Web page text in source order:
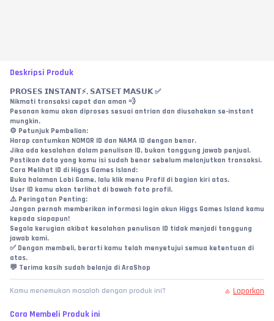
Deskripsi Produk
𝗣𝗥𝗢𝗦𝗘𝗦 𝗜𝗡𝗦𝗧𝗔𝗡𝗧⚡, 𝗦𝗔𝗧𝗦𝗘𝗧 𝗠𝗔𝗦𝗨𝗞 ✅
Nikmati transaksi cepat dan aman 💨
Pesanan kamu akan diproses sesuai antrian dan diusahakan se-instant
mungkin.
⚙️ Petunjuk Pembelian:
Harap cantumkan NOMOR ID dan NAMA ID dengan benar.
Jika ada kesalahan dalam penulisan ID, bukan tanggung jawab penjual.
Pastikan data yang kamu isi sudah benar sebelum melanjutkan transaksi.
Cara Melihat ID di Higgs Games Island:
Buka halaman Lobi Game, lalu klik menu Profil di bagian kiri atas.
User ID kamu akan terlihat di bawah foto profil.
⚠️ Peringatan Penting:
Jangan pernah memberikan informasi login akun Higgs Games Island kamu
kepada siapapun!
Segala kerugian akibat kesalahan penulisan ID tidak menjadi tanggung
jawab kami.
✅ Dengan membeli, berarti kamu telah menyetujui semua ketentuan di
atas.
💬 Terima kasih sudah belanja di AraShop
Kamu menemukan masalah dengan produk ini? Laporkan
Cara Membeli Produk ini